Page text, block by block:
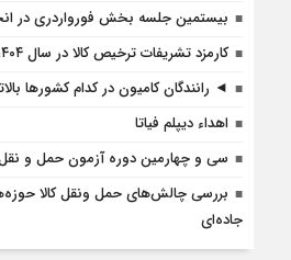
بیستمین جلسه بخش فورواردری در
کارمزد تشریفات ترخیص کالا در سال ۱۴۰۴
◄ رانندگان کامیون در کدام کشورها
اهداء دیپلم فیاتا
سی و چهارمین دوره آزمون حمل و نقل
بررسی چالش‌های حمل ونقل کالا
جاده‌ای